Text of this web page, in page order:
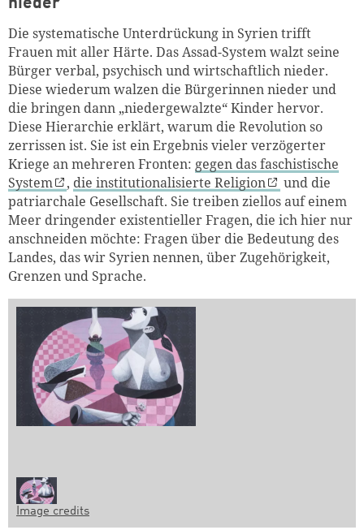
nieder
Die systematische Unterdrückung in Syrien trifft
Frauen mit aller Härte. Das Assad-System walzt seine
Bürger verbal, psychisch und wirtschaftlich nieder.
Diese wiederum walzen die Bürgerinnen nieder und
die bringen dann „niedergewalzte“ Kinder hervor.
Diese Hierarchie erklärt, warum die Revolution so
zerrissen ist. Sie ist ein Ergebnis vieler verzögerter
Kriege an mehreren Fronten: gegen das faschistische
System
, die institutionalisierte Religion
und die
patriarchale Gesellschaft. Sie treiben ziellos auf einem
Meer dringender existentieller Fragen, die ich hier nur
anschneiden möchte: Fragen über die Bedeutung des
Landes, das wir Syrien nennen, über Zugehörigkeit,
Grenzen und Sprache.
Image credits